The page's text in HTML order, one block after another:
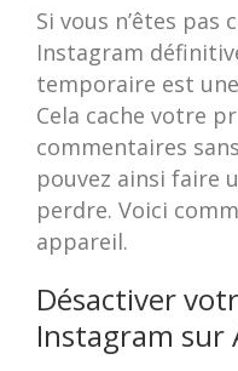
Si vous n’êtes
Instagram
temporaire est
Cela cache votre
commentaires
pouvez ainsi faire
perdre. Voici
appareil.
Désactiver
Instagram sur